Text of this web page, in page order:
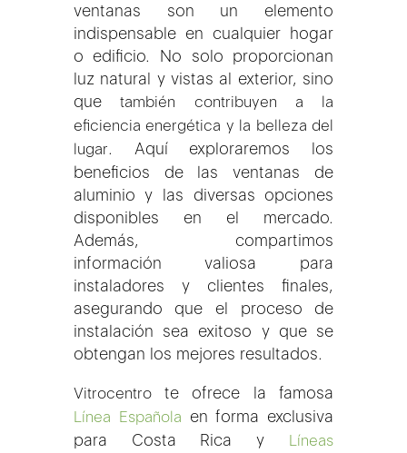
ventanas son un elemento
indispensable en cualquier hogar
o edificio. No solo proporcionan
luz natural y vistas al exterior, sino
quetambién contribuyen a la
eficiencia energética y la belleza del
lugar. Aquí exploraremos los
beneficios de las ventanas de
aluminio y las diversas opciones
disponibles en el mercado.
Además, compartimos
información valiosa para
instaladores y clientes finales,
asegurando que el proceso de
instalación sea exitoso y que se
obtengan los mejores resultados.
Vitrocentrote ofrece la famosa
Línea Española en forma exclusiva
para Costa Rica y Líneas